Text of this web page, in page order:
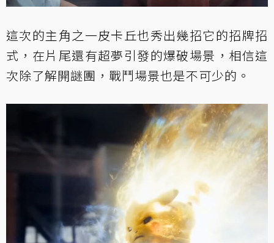
這次的主角之一皮卡丘也秀出幾招它的招牌招
式，在片尾還有超夢引發的爆破場景，相信這
次除了解開謎團，戰鬥場景也是不可少的。